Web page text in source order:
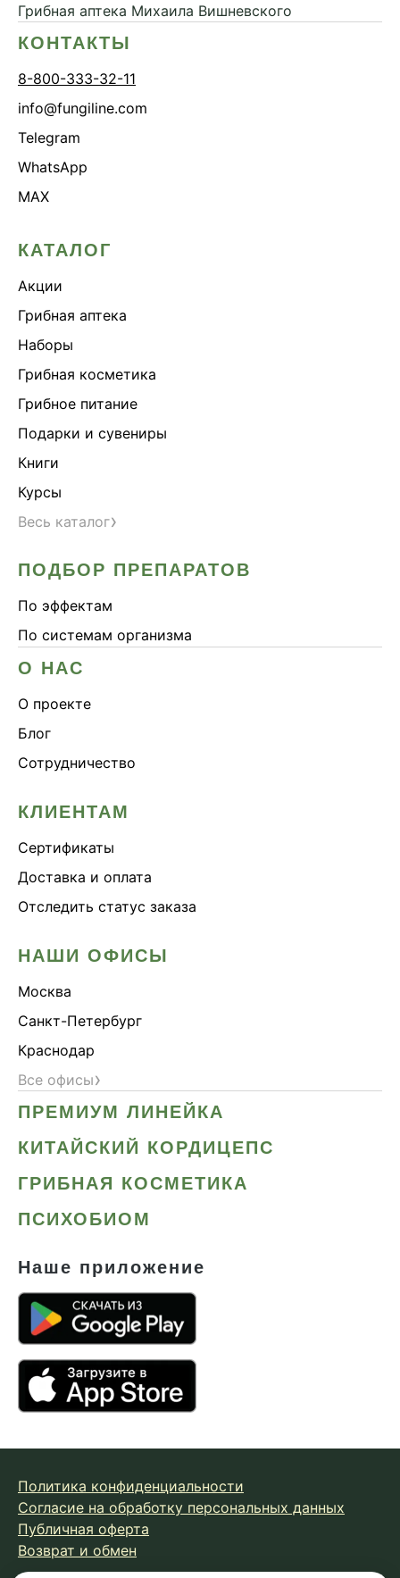
Грибная аптека Михаила Вишневского
КОНТАКТЫ
8-800-333-32-11
info@fungiline.com
Telegram
WhatsApp
MAX
КАТАЛОГ
Акции
Грибная аптека
Наборы
Грибная косметика
Грибное питание
Подарки и сувениры
Книги
Курсы
Весь каталог›
ПОДБОР ПРЕПАРАТОВ
По эффектам
По системам организма
О НАС
О проекте
Блог
Сотрудничество
КЛИЕНТАМ
Сертификаты
Доставка и оплата
Отследить статус заказа
НАШИ ОФИСЫ
Москва
Санкт-Петербург
Краснодар
Все офисы›
ПРЕМИУМ ЛИНЕЙКА
КИТАЙСКИЙ КОРДИЦЕПС
ГРИБНАЯ КОСМЕТИКА
ПСИХОБИОМ
Наше приложение
Политика конфиденциальности
Согласие на обработку персональных данных
Публичная оферта
Возврат и обмен